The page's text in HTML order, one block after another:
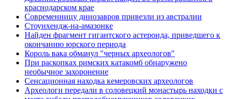
краснодарском крае
Современницу динозавров привезли из австралии
Стоунхендж-на-амазонке
Найден фрагмент гигантского астероида, приведшего к
окончанию юрского периода
Король вака обманул "черных археологов"
При раскопках римских катакомб обнаружено
необычное захоронение
Сенсационная находка кемеровских археологов
Археологи передали в соловецкий монастырь находки с